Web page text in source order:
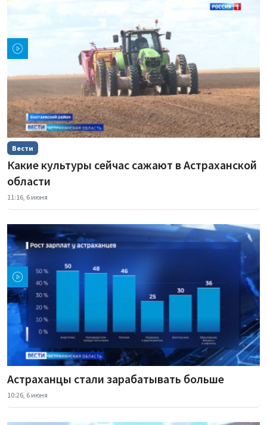
Вести
Какие культуры сейчас сажают в Астраханской
области
11:16, 6 июня
Астраханцы стали зарабатывать больше
10:26, 6 июня